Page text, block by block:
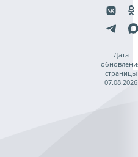
Дата
страницы
07.08.2026